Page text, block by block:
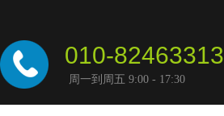
010-82463313
周一到周五 9:00 - 17:30